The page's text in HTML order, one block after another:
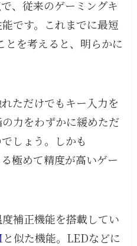
、従来のゲーミングキ
です。これまでに最短
を考えると、明らかに
ただけでもキー入力を
力をわずかに緩めただ
しょう。しかも
極めて精度が高いゲー
補正機能を搭載してい
と似た機能。LEDなどに